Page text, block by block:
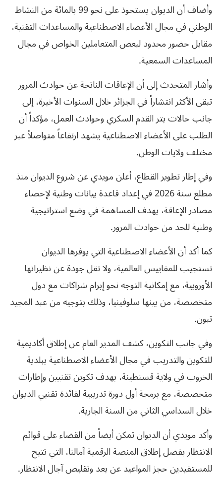
وأضاف أن الديوان يستحوذ على نحو 99 بالمائة من النشاط
الوطني في مجال الأعضاء الاصطناعية والمساعدات التقنية،
مقابل حضور محدود لبعض المتعاملين الخواص في مجال
المساعدات السمعية.
وأشار المتحدث إلى أن الإعاقات الناتجة عن حوادث المرور
تبقى الأكثر انتشاراً في الجزائر خلال السنوات الأخيرة، إلى
جانب حالات بتر القدم السكري وحوادث العمل، مؤكداً أن
الطلب على الأعضاء الاصطناعية يشهد ارتفاعاً متواصلاً عبر
مختلف ولايات الوطن.
وفي إطار تطوير القطاع، أعلن مويدي عن شروع الديوان منذ
مطلع سنة 2026 في إعداد قاعدة بيانات وطنية لإحصاء
مصادر الإعاقة، بهدف المساهمة في وضع استراتيجية
وطنية للحد من حوادث المرور.
كما أكد أن الأعضاء الاصطناعية التي يوفرها الديوان
تستجيب للمقاييس العالمية، ولا تقل جودة عن نظيراتها
الأوروبية، مع إمكانية التوجه نحو إبرام شراكات مع دول
متخصصة، من بينها سلوفينيا، وذلك بتوجيه من عبد المجيد
تبون.
وفي جانب التكوين، كشف المدير العام عن إطلاق أكاديمية
للتكوين والتدريب في مجال الأعضاء الاصطناعية ببلدية
الخروب في ولاية قسنطينة، بهدف تكوين تقنيين وإطارات
متخصصة، مع برمجة أول دورة تدريبية لفائدة تقنيي الديوان
خلال السداسي الثاني من السنة الجارية.
وأكد مويدي أن الديوان تمكن أيضاً من القضاء على قوائم
الانتظار بفضل إطلاق المنصة الرقمية آمالنا، التي تتيح
للمستفيدين حجز المواعيد عن بعد وتقليص آجال الانتظار.